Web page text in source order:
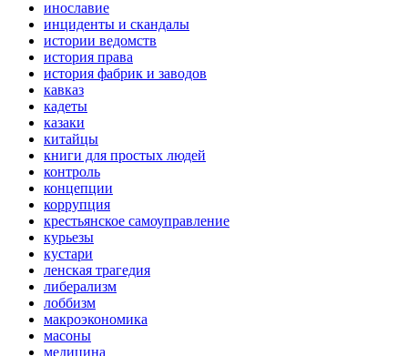
инославие
инциденты и скандалы
истории ведомств
история права
история фабрик и заводов
кавказ
кадеты
казаки
китайцы
книги для простых людей
контроль
концепции
коррупция
крестьянское самоуправление
курьезы
кустари
ленская трагедия
либерализм
лоббизм
макроэкономика
масоны
медицина